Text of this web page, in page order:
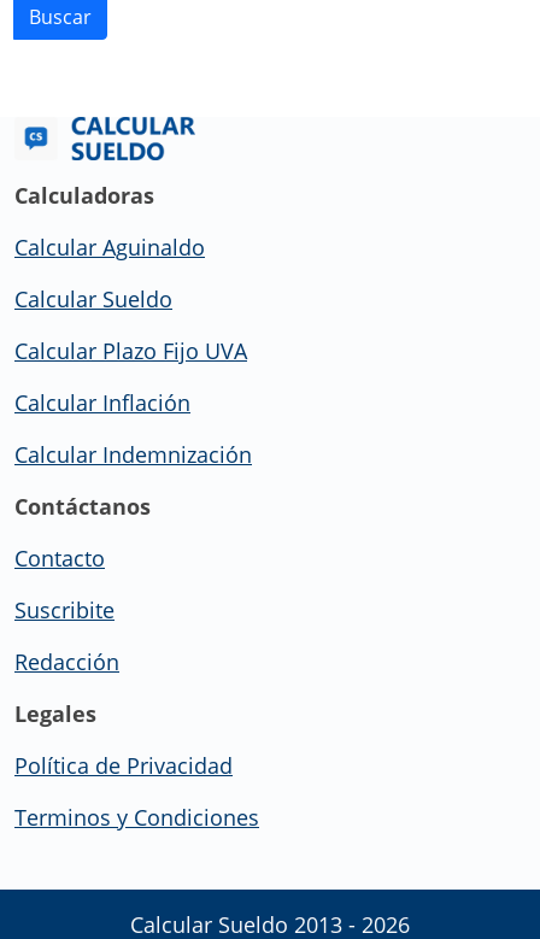
Buscar
Calculadoras
Calcular Aguinaldo
Calcular Sueldo
Calcular Plazo Fijo UVA
Calcular Inflación
Calcular Indemnización
Contáctanos
Contacto
Suscribite
Redacción
Legales
Política de Privacidad
Terminos y Condiciones
Calcular Sueldo 2013 - 2026